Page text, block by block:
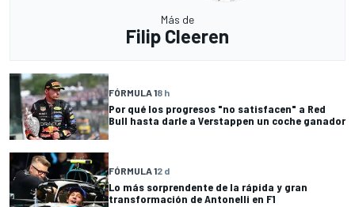
Más de
Filip Cleeren
FÓRMULA 18 h
Por qué los progresos "no satisfacen" a Red
Bull hasta darle a Verstappen un coche ganador
FÓRMULA 12 d
Lo más sorprendente de la rápida y gran
transformación de Antonelli en F1